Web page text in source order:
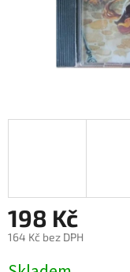
198 Kč
164 Kč bez DPH